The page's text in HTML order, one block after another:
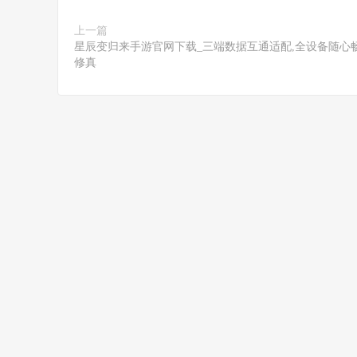
上一篇
星辰变归来手游官网下载_三端数据互通适配,全设备随心
修真